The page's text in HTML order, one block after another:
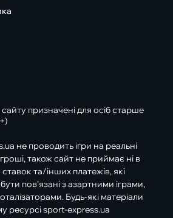
призначені для осіб старше
не проводить ігри на реальні
також сайт не приймає ні в
та/інших платежів, які
пов’язані з азартними іграми,
Будь-які матеріали
ресурсі sport-express.ua